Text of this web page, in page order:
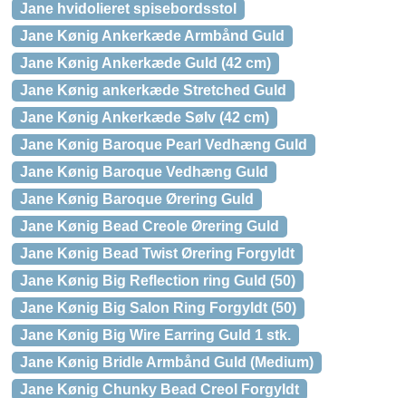
Jane hvidolieret spisebordsstol
Jane Kønig Ankerkæde Armbånd Guld
Jane Kønig Ankerkæde Guld (42 cm)
Jane Kønig ankerkæde Stretched Guld
Jane Kønig Ankerkæde Sølv (42 cm)
Jane Kønig Baroque Pearl Vedhæng Guld
Jane Kønig Baroque Vedhæng Guld
Jane Kønig Baroque Ørering Guld
Jane Kønig Bead Creole Ørering Guld
Jane Kønig Bead Twist Ørering Forgyldt
Jane Kønig Big Reflection ring Guld (50)
Jane Kønig Big Salon Ring Forgyldt (50)
Jane Kønig Big Wire Earring Guld 1 stk.
Jane Kønig Bridle Armbånd Guld (Medium)
Jane Kønig Chunky Bead Creol Forgyldt